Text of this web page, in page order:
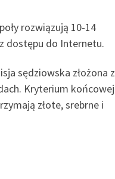
rozwiązują 10-14
dostępu do Internetu.
sędziowska złożona z
Kryterium końcowej
złote, srebrne i